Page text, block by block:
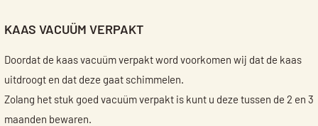
KAAS VACUÜM VERPAKT
Doordat de kaas vacuüm verpakt word voorkomen wij dat de kaas
uitdroogt en dat deze gaat schimmelen.
Zolang het stuk goed vacuüm verpakt is kunt u deze tussen de 2 en 3
maanden bewaren.